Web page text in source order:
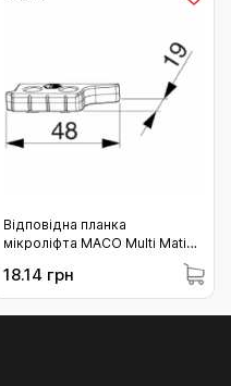
Відповідна планка
мікроліфта MACO Multi Matic
гладкого фальцу 12
фальцлюфту права (356326)
18.14 грн